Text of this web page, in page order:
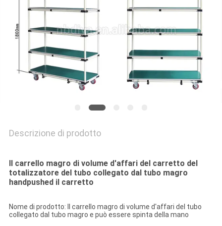
SITO
PRIVACY
POLICY
Descrizione di prodotto
Il carrello magro di volume d'affari del carretto del
totalizzatore del tubo collegato dal tubo magro
handpushed il carretto
Nome di prodotto: Il carrello magro di volume d'affari del tubo
collegato dal tubo magro e può essere spinta della mano